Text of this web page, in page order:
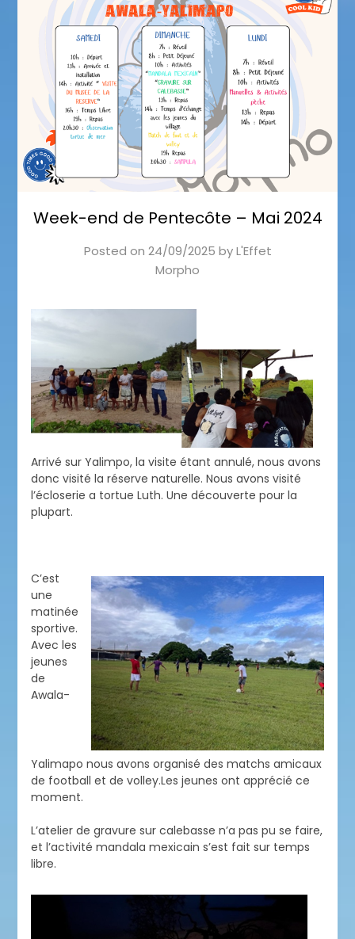
Week-end de Pentecôte – Mai 2024
Posted on 24/09/2025 byL'Effet
Morpho
Arrivé sur Yalimpo, la visite étant annulé, nous avons
donc visité la réserve naturelle. Nous avons visité
l’écloserie a tortue Luth. Une découverte pour la
plupart.
C’est
une
matinée
sportive.
Avec les
jeunes
de
Awala-
Yalimapo nous avons organisé des matchs amicaux
de football et de volley.Les jeunes ont apprécié ce
moment.
L’atelier de gravure sur calebasse n’a pas pu se faire,
et l’activité mandala mexicain s’est fait sur temps
libre.